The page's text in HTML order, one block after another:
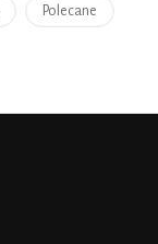
Polecane